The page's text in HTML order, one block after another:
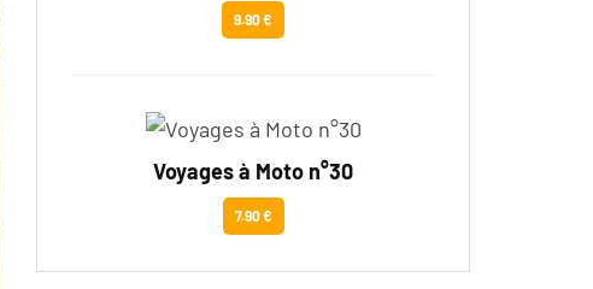
9.90 €
Voyages à Moto n°30
7.90 €